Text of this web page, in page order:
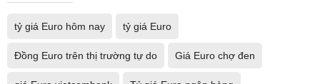
tỷ giá Euro hôm nay tỷ giá Euro
Đồng Euro trên thị trường tự do Giá Euro chợ đen